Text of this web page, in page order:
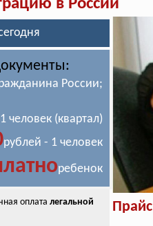
в России
России;
человек (квартал)
рублей - 1 человек
ребенок
оплата легальной